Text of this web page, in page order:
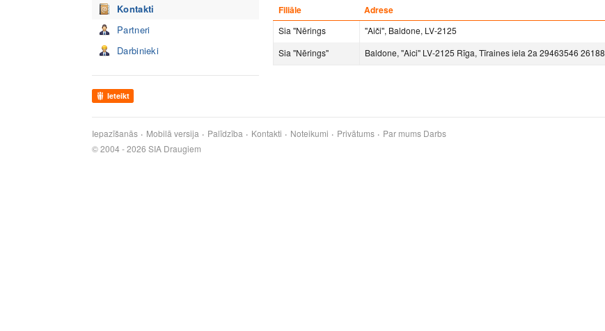
Kontakti
Partneri
Darbinieki
Ieteikt
Filiāle Adrese
Sia ''Nērings
''Aiči'', Baldone, LV-2125
Sia ''Nērings''
Baldone, ''Aici'' LV-2125 Rīga, Tīraines iela 2a 29463546
Iepazīšanās Mobilā versija Palīdzība Kontakti Noteikumi Privātums Par mums Darbs
© 2004 - 2026 SIA Draugiem